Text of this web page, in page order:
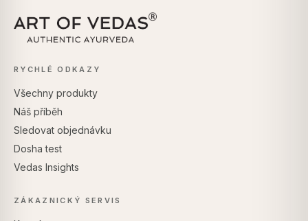
RYCHLÉ ODKAZY
Všechny produkty
Náš příběh
Sledovat objednávku
Dosha test
Vedas Insights
ZÁKAZNICKÝ SERVIS